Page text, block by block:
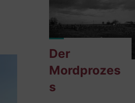
Der
Mordprozes
s